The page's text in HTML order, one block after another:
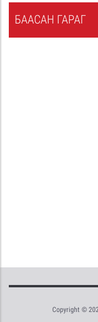
БААСАН ГАРАГ
Copyright ©